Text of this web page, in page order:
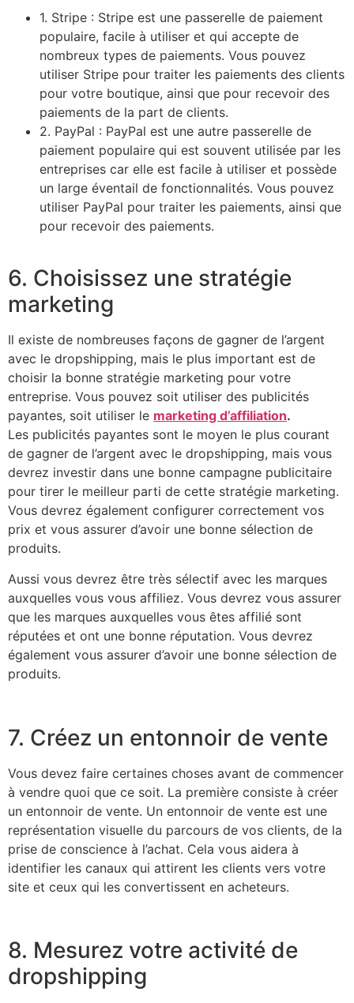
1. Stripe : Stripe est une passerelle de paiement
populaire, facile à utiliser et qui accepte de
nombreux types de paiements. Vous pouvez
utiliser Stripe pour traiter les paiements des clients
pour votre boutique, ainsi que pour recevoir des
paiements de la part de clients.
2. PayPal : PayPal est une autre passerelle de
paiement populaire qui est souvent utilisée par les
entreprises car elle est facile à utiliser et possède
un large éventail de fonctionnalités. Vous pouvez
utiliser PayPal pour traiter les paiements, ainsi que
pour recevoir des paiements.
6. Choisissez une stratégie
marketing
Il existe de nombreuses façons de gagner de l’argent
avec le dropshipping, mais le plus important est de
choisir la bonne stratégie marketing pour votre
entreprise. Vous pouvez soit utiliser des publicités
payantes, soit utiliser le marketing d’affiliation.
Les publicités payantes sont le moyen le plus courant
de gagner de l’argent avec le dropshipping, mais vous
devrez investir dans une bonne campagne publicitaire
pour tirer le meilleur parti de cette stratégie marketing.
Vous devrez également configurer correctement vos
prix et vous assurer d’avoir une bonne sélection de
produits.
Aussi vous devrez être très sélectif avec les marques
auxquelles vous vous affiliez. Vous devrez vous assurer
que les marques auxquelles vous êtes affilié sont
réputées et ont une bonne réputation. Vous devrez
également vous assurer d’avoir une bonne sélection de
produits.
7. Créez un entonnoir de vente
Vous devez faire certaines choses avant de commencer
à vendre quoi que ce soit. La première consiste à créer
un entonnoir de vente. Un entonnoir de vente est une
représentation visuelle du parcours de vos clients, de la
prise de conscience à l’achat. Cela vous aidera à
identifier les canaux qui attirent les clients vers votre
site et ceux qui les convertissent en acheteurs.
8. Mesurez votre activité de
dropshipping